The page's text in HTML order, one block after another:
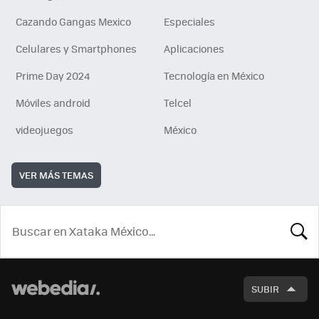
Cazando Gangas Mexico
Especiales
Celulares y Smartphones
Aplicaciones
Prime Day 2024
Tecnología en México
Móviles android
Telcel
videojuegos
México
VER MÁS TEMAS
SUBIR